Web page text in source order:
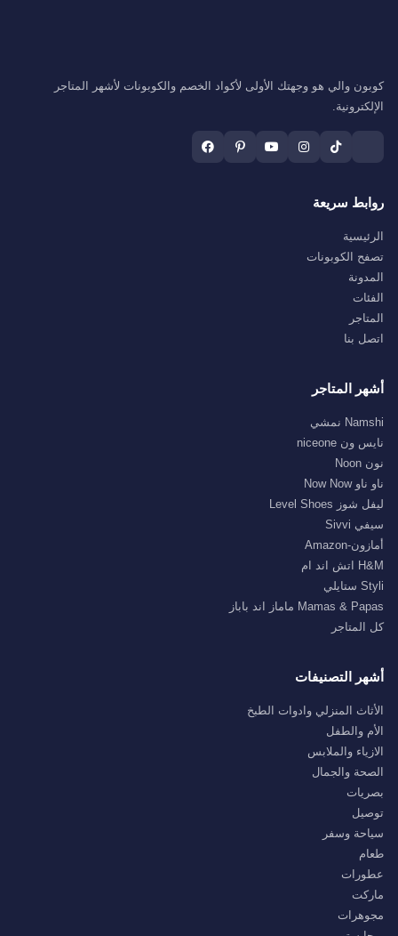
كوبون والي هو وجهتك الأولى لأكواد الخصم والكوبونات لأشهر المتاجر
الإلكترونية.
روابط سريعة
الرئيسية
تصفح الكوبونات
المدونة
الفئات
المتاجر
اتصل بنا
أشهر المتاجر
Namshi نمشي
نايس ون niceone
نون Noon
ناو ناو Now Now
ليفل شوز Level Shoes
سيفي Sivvi
أمازون-Amazon
H&M اتش اند ام
Styli ستايلي
Mamas & Papas ماماز اند باباز
كل المتاجر
أشهر التصنيفات
الأثاث المنزلي وادوات الطبخ
الأم والطفل
الازياء والملابس
الصحة والجمال
بصريات
توصيل
سياحة وسفر
طعام
عطورات
ماركت
مجوهرات